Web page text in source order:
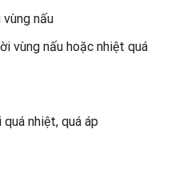
nấu
vùng nấu hoặc nhiệt quá
nhiệt, quá áp